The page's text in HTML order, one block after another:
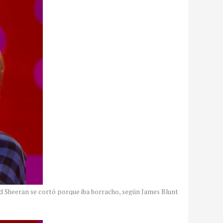
Sheeran se cortó porque iba borracho, según James Blunt